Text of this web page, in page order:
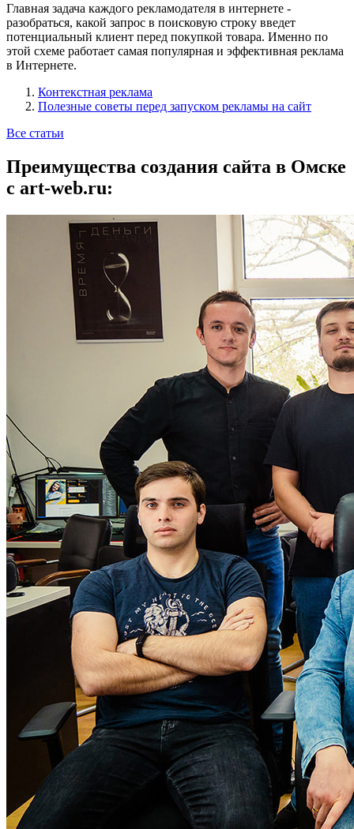
Главная задача каждого рекламодателя в интернете -
разобраться, какой запрос в поисковую строку введет
потенциальный клиент перед покупкой товара. Именно по
этой схеме работает самая популярная и эффективная реклама
в Интернете.
Контекстная реклама
Полезные советы перед запуском рекламы на сайт
Все статьи
Преимущества создания сайта в Омске
с art-web.ru: